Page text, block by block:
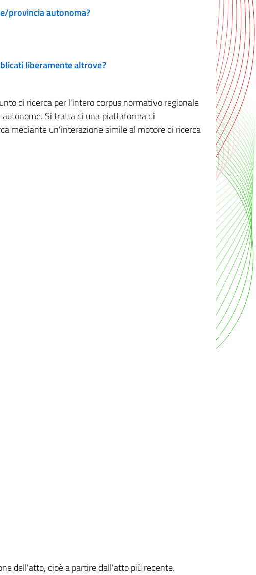
provincia autonoma?
liberamente altrove?
di ricerca per l'intero corpus normativo regionale
Si tratta di una piattaforma di
mediante un'interazione simile al motore di ricerca
dell'atto, cioè a partire dall'atto più recente.